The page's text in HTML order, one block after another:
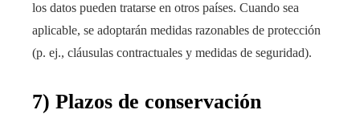
los datos pueden tratarse en otros países. Cuando sea
aplicable, se adoptarán medidas razonables de protección
(p. ej., cláusulas contractuales y medidas de seguridad).
7) Plazos de conservación